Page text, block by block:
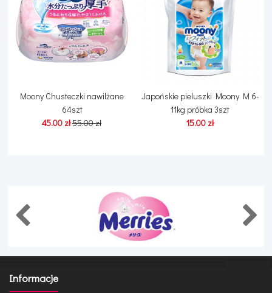
Moony Chusteczki nawilżane
64szt
45.00 zł55.00 zł
Japońskie pieluszki Moony M 6-
11kg próbka 3szt
15.00 zł
Informacje